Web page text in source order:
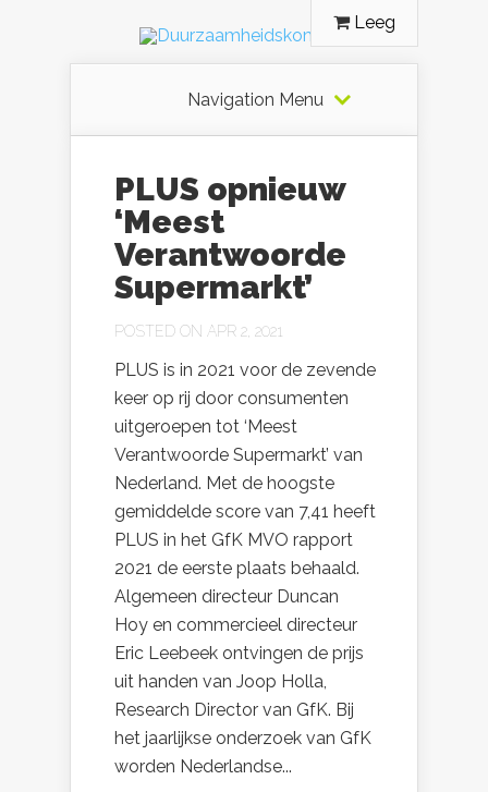
Leeg
Navigation Menu
PLUS opnieuw
‘Meest
Verantwoorde
Supermarkt’
POSTED ON APR 2, 2021
PLUS is in 2021 voor de zevende
keer op rij door consumenten
uitgeroepen tot ‘Meest
Verantwoorde Supermarkt’ van
Nederland. Met de hoogste
gemiddelde score van 7,41 heeft
PLUS in het GfK MVO rapport
2021 de eerste plaats behaald.
Algemeen directeur Duncan
Hoy en commercieel directeur
Eric Leebeek ontvingen de prijs
uit handen van Joop Holla,
Research Director van GfK. Bij
het jaarlijkse onderzoek van GfK
worden Nederlandse...